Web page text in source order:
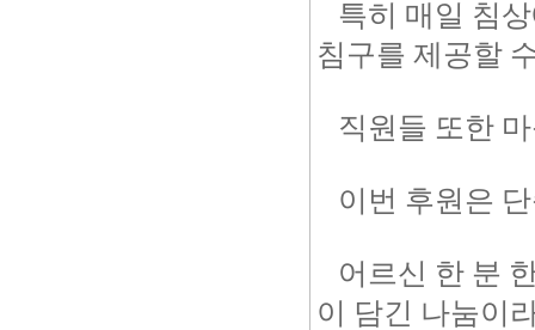
특히 매일 침
침구를 제공할
직원들 또한
이번 후원은
어르신 한 분
이 담긴 나눔이